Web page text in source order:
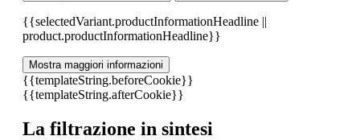
{{selectedVariant.productInformationHeadline ||
product.productInformationHeadline}}
Mostra maggiori informazioni
{{templateString.beforeCookie}}
{{templateString.afterCookie}}
La filtrazione in sintesi